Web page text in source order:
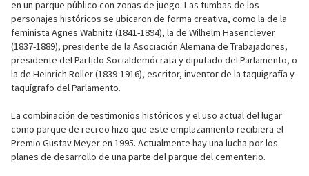
en un parque público con zonas de juego. Las tumbas de los
personajes históricos se ubicaron de forma creativa, como la de la
feminista Agnes Wabnitz (1841-1894), la de Wilhelm Hasenclever
(1837-1889), presidente de la Asociación Alemana de Trabajadores,
presidente del Partido Socialdemócrata y diputado del Parlamento, o
la de Heinrich Roller (1839-1916), escritor, inventor de la taquigrafía y
taquígrafo del Parlamento.
La combinación de testimonios históricos y el uso actual del lugar
como parque de recreo hizo que este emplazamiento recibiera el
Premio Gustav Meyer en 1995. Actualmente hay una lucha por los
planes de desarrollo de una parte del parque del cementerio.